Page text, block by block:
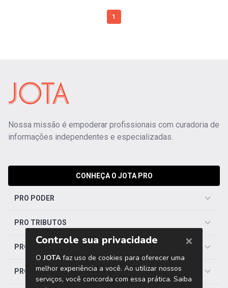
1
Nossa missão é empoderar profissionais com curadoria de
informações independentes e especializadas.
CONHEÇA O JOTA PRO
PRO PODER
PRO TRIBUTOS
PRO TRABALHISTA
PRO SAÚDE